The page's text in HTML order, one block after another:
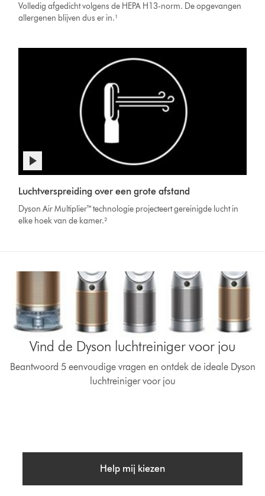
Volledig afgedicht volgens de HEPA H13-norm. De opgevangen
allergenen blijven dus er in.¹
Luchtverspreiding over een grote afstand
Dyson Air Multiplier™ technologie projecteert gereinigde lucht in
elke hoek van de kamer.²
Vind de Dyson luchtreiniger voor jou
Beantwoord 5 eenvoudige vragen en ontdek de ideale Dyson
luchtreiniger voor jou
Help mij kiezen